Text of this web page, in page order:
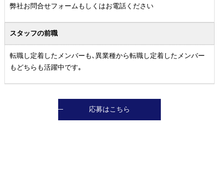
弊社お問合せフォームもしくはお電話ください
スタッフの前職
転職し定着したメンバーも､異業種から転職し定着したメンバー
もどちらも活躍中です｡
応募はこちら